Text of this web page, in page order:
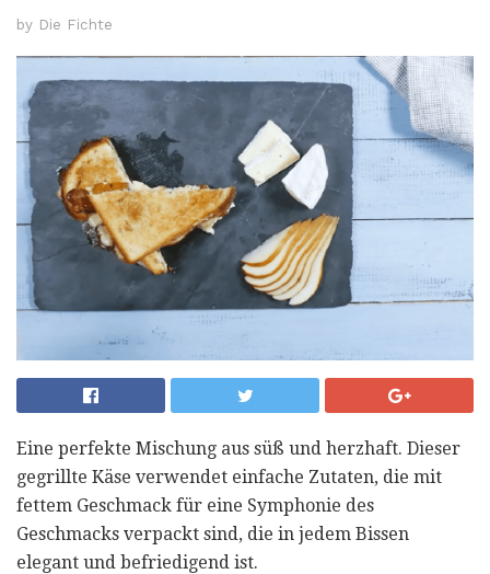
by Die Fichte
Eine perfekte Mischung aus süß und herzhaft. Dieser
gegrillte Käse verwendet einfache Zutaten, die mit
fettem Geschmack für eine Symphonie des
Geschmacks verpackt sind, die in jedem Bissen
elegant und befriedigend ist.